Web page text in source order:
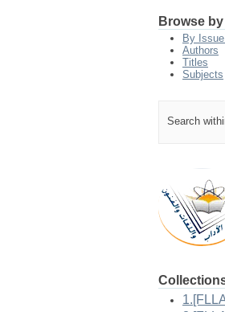
Browse by
By
Authors
Titles
Subjects
Search